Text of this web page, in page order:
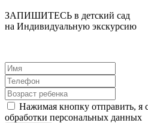
ЗАПИШИТЕСЬ в детский сад
на Индивидуальную экскурсию
Нажимая кнопку отправить, я
обработки персональных данных